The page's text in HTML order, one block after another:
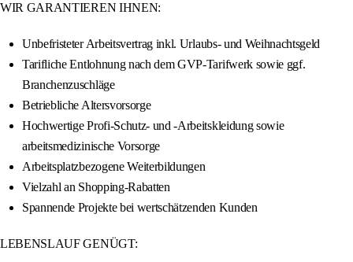
WIR GARANTIEREN IHNEN:
Unbefristeter Arbeitsvertrag inkl. Urlaubs- und Weihnachtsgeld
Tarifliche Entlohnung nach dem GVP-Tarifwerk sowie ggf.
Branchenzuschläge
Betriebliche Altersvorsorge
Hochwertige Profi-Schutz- und -Arbeitskleidung sowie
arbeitsmedizinische Vorsorge
Arbeitsplatzbezogene Weiterbildungen
Vielzahl an Shopping-Rabatten
Spannende Projekte bei wertschätzenden Kunden
LEBENSLAUF GENÜGT: